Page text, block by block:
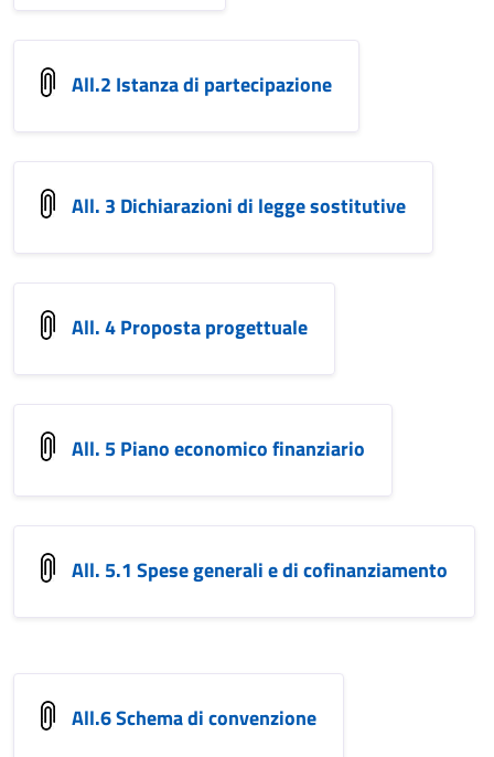
All.2 Istanza di partecipazione
All. 3 Dichiarazioni di legge sostitutive
All. 4 Proposta progettuale
All. 5 Piano economico finanziario
All. 5.1 Spese generali e di cofinanziamento
All.6 Schema di convenzione